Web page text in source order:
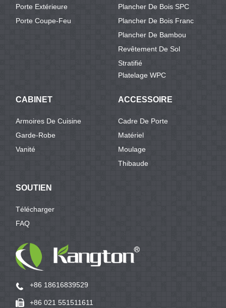
Porte Extérieure
Porte Coupe-Feu
Plancher De Bois SPC
Plancher De Bois Franc
Plancher De Bambou
Revêtement De Sol
Stratifié
Platelage WPC
CABINET
Armoires De Cuisine
Garde-Robe
Vanité
ACCESSOIRE
Cadre De Porte
Matériel
Moulage
Thibaude
SOUTIEN
Télécharger
FAQ
+86 18616839529
+86 021 551511611